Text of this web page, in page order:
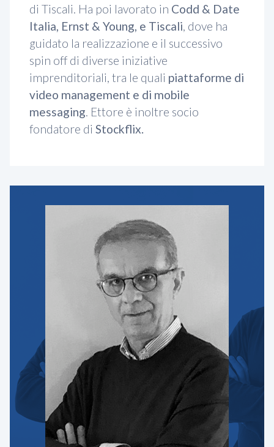
di Tiscali. Ha poi lavorato in Codd & Date
Italia, Ernst & Young, e Tiscali, dove ha
guidato la realizzazione e il successivo
spin off di diverse iniziative
imprenditoriali, tra le quali piattaforme di
video management e di mobile
messaging. Ettore è inoltre socio
fondatore di Stockflix.